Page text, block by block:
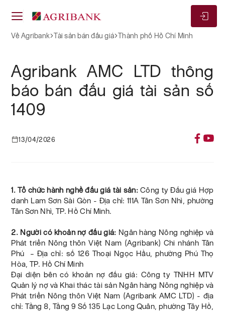
Về Agribank Tài sản bán đấu giá Thành phố Hồ Chí Minh
Agribank AMC LTD thông
báo bán đấu giá tài sản số
1409
13/04/2026
1. Tổ chức hành nghề đấu giá tài sản:Công ty Đấu giá Hợp
danh Lam Sơn Sài Gòn - Địa chỉ: 111A Tân Sơn Nhì, phường
Tân Sơn Nhì, TP. Hồ Chí Minh.
2. Người có khoản nợ đấu giá: Ngân hàng Nông nghiệp và
Phát triển Nông thôn Việt Nam (Agribank) Chi nhánh Tân
Phú – Địa chỉ: số 126 Thoại Ngọc Hầu, phường Phú Thọ
Hòa, TP. Hồ Chí Minh
Đại diện bên có khoản nợ đấu giá: Công ty TNHH MTV
Quản lý nợ và Khai thác tài sản Ngân hàng Nông nghiệp và
Phát triển Nông thôn Việt Nam (Agribank AMC LTD) - địa
chỉ: Tầng 8, Tầng 9 Số 135 Lạc Long Quân, phường Tây Hồ,